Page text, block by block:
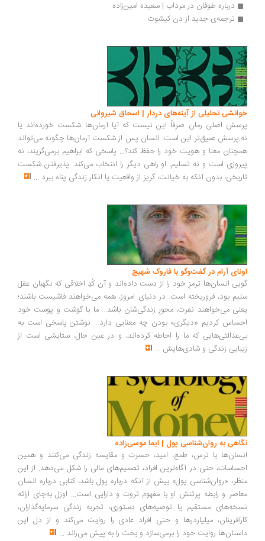
درباره طوفان در مرداب | سعیده امین‌زاده
ترجمه‌ی جدید از دن کیشوت
خوانشی تحلیلی از آینه‌های دردار | اسحاق شیروانی
پرسش اصلی رمان صرفاً این نیست که آیا آرمان‌ها شکست خورده‌اند یا
نه.پرسش عمیق‌تر این است: انسان پس از شکست آرمان‌ها چگونه می‌تواند
همچنان معنا و هویت خود را حفظ کند؟... پاسخی که ابراهیم برمی‌گزیند، نه
پیروزی است و نه تسلیم. او راهی دیگر را انتخاب می‌کند: پذیرفتن شکست
تاریخی، بدون آنکه به خیانت، گریز از واقعیت یا انکار زندگی پناه ببرد ...
اونای آرام در گفت‌وگو با فاروک شهیچ‭
گویی انسان‌ها ترمزِ خود را از دست داده‌اند و آن کُدِ اخلاقی که نگهبان عقل
سلیم بود، فروریخته است. در دنیای امروز، همه می‌خواهند فاشیست باشند؛
یعنی می‌خواهند نفرت، محورِ زندگی‌شان باشد... ما با گوشت و پوست خود
احساس کردیم «دیگری» بودن چه معنایی دارد... نوشتن پاسخی است به
بی‌عدالتی‌هایی که ما را احاطه کرده‌اند، و در عین حال، ستایشی است از
زیبایی زندگی و شادی‌هایش ...
نگاهی به روان‌شناسی پول | ایما موسی‌زاده
انسان‌ها با ترس، طمع، امید، حسرت و مقایسه زندگی می‌کنند و همین
احساسات، حتی در آگاه‌ترین افراد، تصمیم‌های مالی را شکل می‌دهد. از این
منظر، «روان‌شناسی پول» بیش از آنکه درباره پول باشد، کتابی درباره انسان
معاصر و رابطه پرتنش او با مفهوم ثروت و دارایی است... اوزل به‌جای ارائه
نسخه‌های مستقیم یا توصیه‌های دستوری، تجربه زندگی سرمایه‌گذاران،
کارآفرینان، میلیاردرها و حتی افراد عادی را روایت می‌کند و از دل این
داستان‌ها روایت خود را برمی‌سازد و بحث را به پیش می‌راند ...